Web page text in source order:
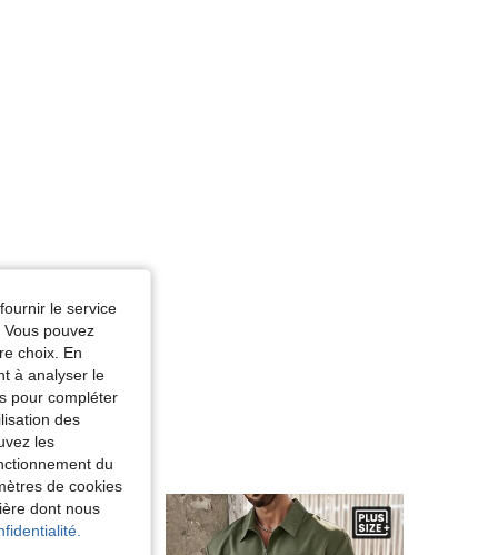
le service
pouvez
choix. En
à analyser le
pour compléter
des
les
du
de cookies
dont nous